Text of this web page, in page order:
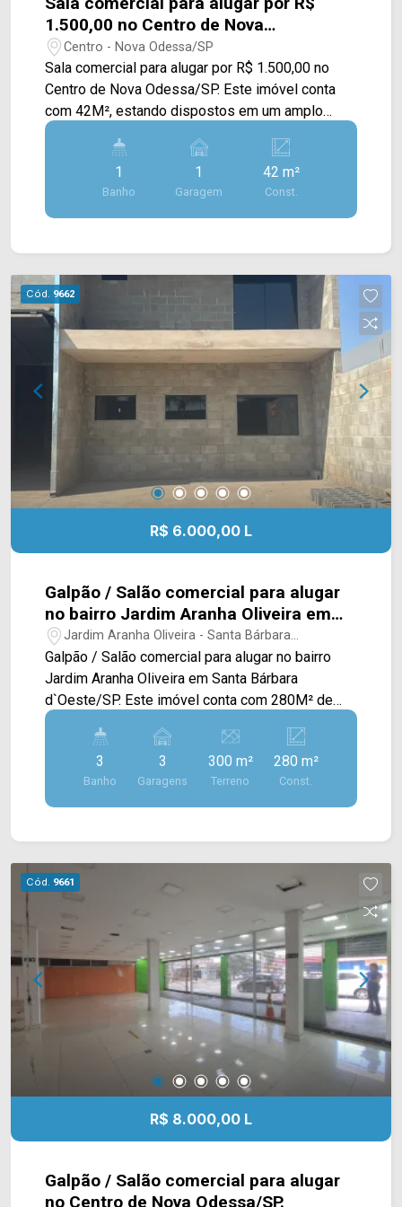
1.500,00 no Centro de Nova
Odessa/SP.
Centro - Nova Odessa/SP
Sala comercial para alugar por R$ 1.500,00 no
Centro de Nova Odessa/SP. Este imóvel conta
com 42M², estando dispostos em um amplo
espaço no Centro da cidade. > 01 banheiro; > 01
vaga rotativa. Localização privilegiada, próximo a
Av. Ampélio Gazzetta, Av. Brasil. Esta região
conta com restaurantes, farmácias, mercado e
bancos. Entre em contato com a equipe da Arbix
Presente em cada mudança!
1
Banho
1
Garagem
42 m²
Const.
Cód. 9662
R$ 6.000,00 L
Galpão / Salão comercial para alugar
no bairro Jardim Aranha Oliveira em
Santa Bárbara d`Oeste/SP
Jardim Aranha Oliveira - Santa Bárbara
D`Oeste/SP
Galpão / Salão comercial para alugar no bairro
Jardim Aranha Oliveira em Santa Bárbara
d`Oeste/SP. Este imóvel conta com 280M² de
construção e 300M² de terreno, possuindo dois
pavimentos, sendo o primeiro com acabamento
em piso frio, refeitório, área de recuo no fundo,
no segundo pavimento sala para escritório com
banheiro e varanda. > 03 banheiros; > 03 vagas.
Entre em contato com a nossa equipe e agende a
sua visita!! WhatsApp e Telefone Arbix: (19)
3
Banho
3
Garagens
300 m²
Terreno
280 m²
Const.
Cód. 9661
R$ 8.000,00 L
Galpão / Salão comercial para alugar
no Centro de Nova Odessa/SP.